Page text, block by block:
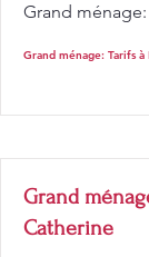
Grand
Grand ménage: Tarifs
Grand
Catherine